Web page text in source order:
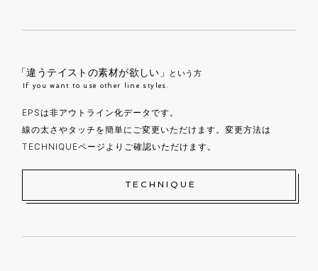
「違うテイストの素材が欲しい」 という方
If you want to use other line styles.
EPSは非アウトライン化データです。
線の太さやタッチを簡単にご変更いただけます。変更方法は
TECHNIQUEページよりご確認いただけます。
TECHNIQUE